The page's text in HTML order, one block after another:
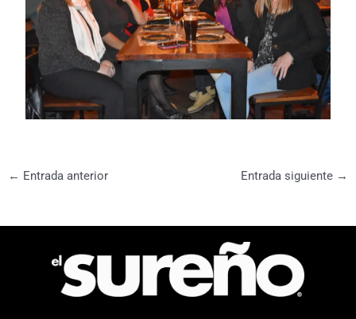
← Entrada anterior Entrada siguiente →